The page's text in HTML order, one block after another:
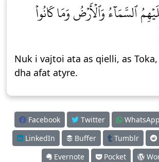
ٱلسَّمَآءُ وَٱلۡأَرۡضُ وَمَا كَانُواْ
Nuk i vajtoi ata as qielli, as
dha afat atyre.
Facebook Twitter WhatsApp
LinkedIn
Buffer Tumblr
Evernote
Pocket